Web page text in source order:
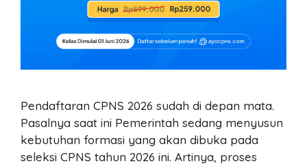
Pendaftaran CPNS 2026 sudah di depan mata.
Pasalnya saat ini Pemerintah sedang menyusun
kebutuhan formasi yang akan dibuka pada
seleksi CPNS tahun 2026 ini. Artinya, proses